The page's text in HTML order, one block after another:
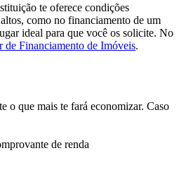
te oferece condições
como no financiamento de um
ideal para que você os solicite. No
de Financiamento de Imóveis.
o que mais te fará economizar. Caso
de renda